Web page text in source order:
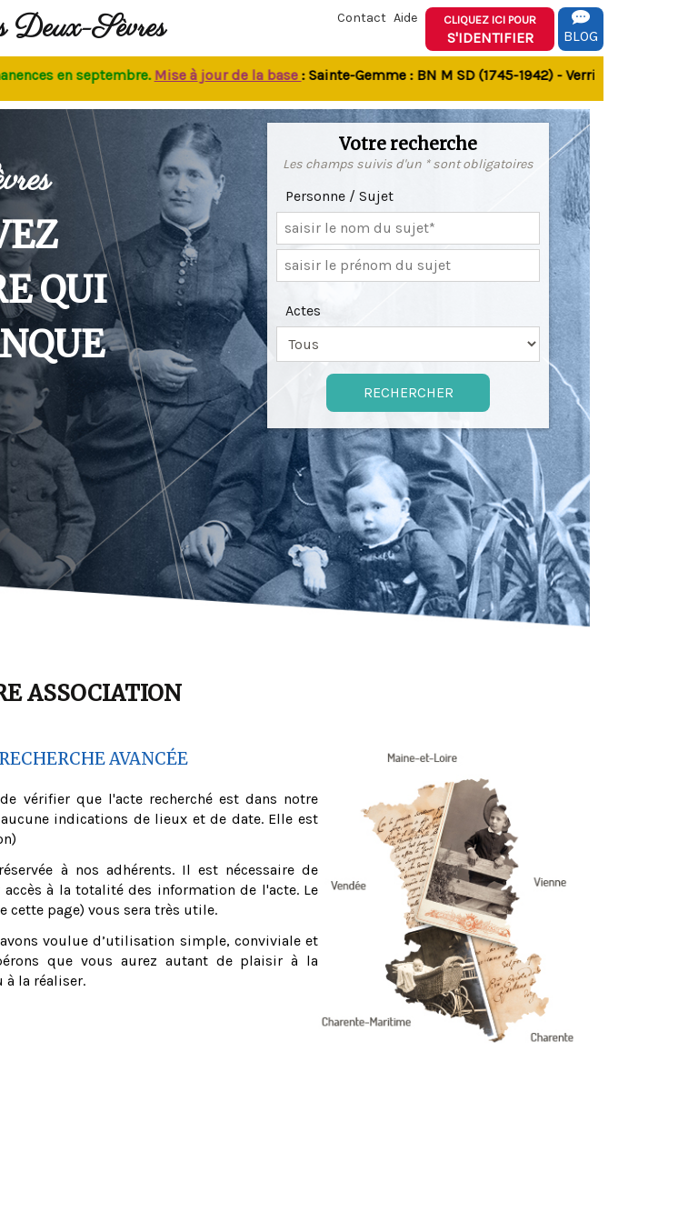
Deux-Sèvres Contact Aide CLIQUEZ ICI POUR
S'IDENTIFIER BLOG
en septembre.Mise à jour de la base: Sainte-Gemme : BN M SD (1745-1942) - Verrines-sous-
QUI
Votre recherche
Les champs suivis d'un * sont obligatoires
Personne / Sujet
Actes
ASSOCIATION
AVANCÉE
vérifier que l'acte recherché est dans notre
indications de lieux et de date. Elle est
à nos adhérents. Il est nécessaire de
à la totalité des information de l'acte. Le
cette page) vous sera très utile.
voulue d’utilisation simple, conviviale et
que vous aurez autant de plaisir à la
à la réaliser.